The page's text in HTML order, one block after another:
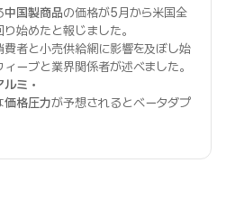
中国製商品の価格が5月から米国全
り始めたと報じました。
費者と小売供給網に影響を及ぼし始
ーブと業界関係者が述べました。
ミ・
価格圧力が予想されるとベータダプ